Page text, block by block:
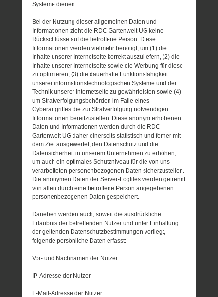
Systeme dienen.
Bei der Nutzung dieser allgemeinen Daten und
Informationen zieht die RDC Gartenwelt UG keine
Rückschlüsse auf die betroffene Person. Diese
Informationen werden vielmehr benötigt, um (1) die
Inhalte unserer Internetseite korrekt auszuliefern, (2) die
Inhalte unserer Internetseite sowie die Werbung für diese
zu optimieren, (3) die dauerhafte Funktionsfähigkeit
unserer informationstechnologischen Systeme und der
Technik unserer Internetseite zu gewährleisten sowie (4)
um Strafverfolgungsbehörden im Falle eines
Cyberangriffes die zur Strafverfolgung notwendigen
Informationen bereitzustellen. Diese anonym erhobenen
Daten und Informationen werden durch die RDC
Gartenwelt UG daher einerseits statistisch und ferner mit
dem Ziel ausgewertet, den Datenschutz und die
Datensicherheit in unserem Unternehmen zu erhöhen,
um auch ein optimales Schutzniveau für die von uns
verarbeiteten personenbezogenen Daten sicherzustellen.
Die anonymen Daten der Server-Logfiles werden getrennt
von allen durch eine betroffene Person angegebenen
personenbezogenen Daten gespeichert.
Daneben werden auch, soweit die ausdrückliche
Erlaubnis der betreffenden Nutzer und unter Einhaltung
der geltenden Datenschutzbestimmungen vorliegt,
folgende persönliche Daten erfasst:
Vor- und Nachnamen der Nutzer
IP-Adresse der Nutzer
E-Mail-Adresse der Nutzer